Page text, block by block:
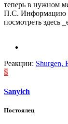
теперь в нужном
П.С. Информацию
посмотреть здесь
Реакции: Shurgen,
S
Sanyich
Постоялец